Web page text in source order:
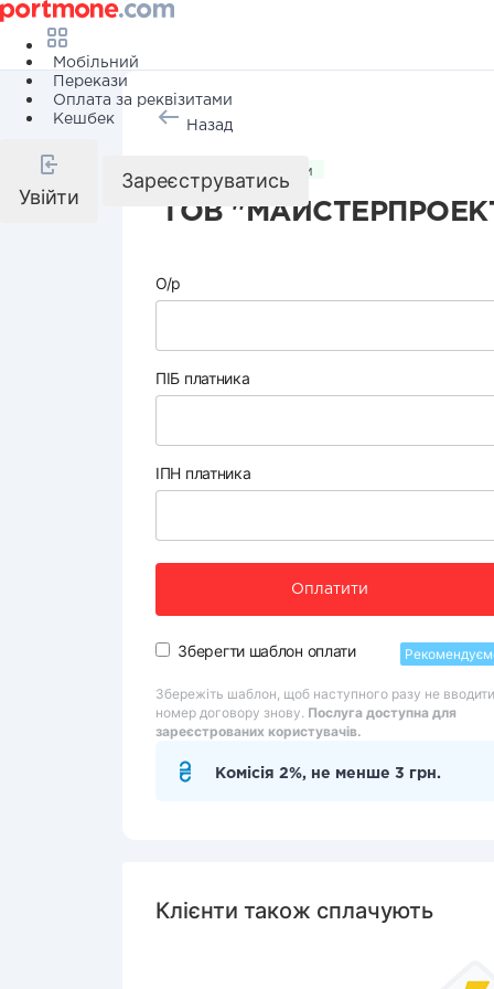
Мобільний
Перекази
Оплата за реквізитами
Кешбек
Увійти
Зареєструватись
Назад
Комунальні послуги
ТОВ
О/р
ПІБ платника
ІПН платника
Оплатити
Зберегти шаблон оплати
Збережіть шаблон, щоб наступного разу не вводити
номер договору знову. Послуга доступна для
зареєстрованих користувачів.
Комісія 2%, не менше 3 грн.
Клієнти також сплачують